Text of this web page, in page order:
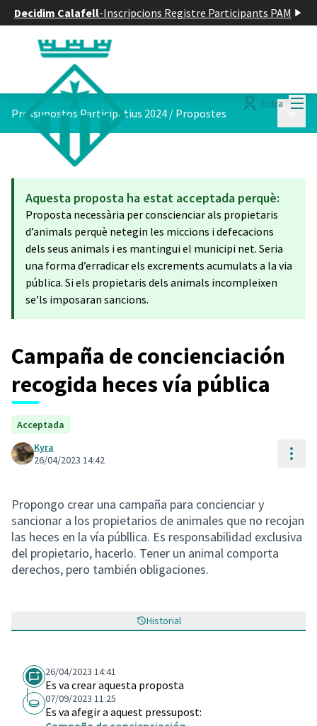
Decidim Calafell-Inscripcions Registre Participants PAM
Entra
Pressupostos Participatius 2024 / Propostes
Aquesta proposta ha estat acceptada perquè:
Proposta necessària per conscienciar als propietaris
d’animals perquè netegin les miccions i defecacions
dels seus animals i es mantingui el municipi net. Seria
una forma d’erradicar els excrements acumulats a la via
pública. Si els propietaris dels animals incompleixen
se’ls imposaran sancions.
Campaña de concienciación
recogida heces vía pública
Acceptada
Kyra
26/04/2023 14:42
Propongo crear una campaña para concienciar y
sancionar a los propietarios de animales que no recojan
las heces en la vía públlica. Es responsabilidad exclusiva
del propietario, hacerlo. Tener un animal comporta
derechos, pero también obligaciones.
Historial
26/04/2023 14:41
Es va crear aquesta proposta
07/09/2023 11:25
Es va afegir a aquest pressupost: